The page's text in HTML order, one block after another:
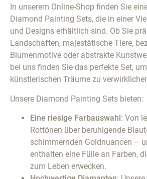
In unserem Online-Shop finden Sie
Diamond Painting Sets, die in einer
und Designs erhältlich sind. Ob Sie
Landschaften, majestätische Tiere,
Blumenmotive oder abstrakte
bei uns finden Sie das perfekte Set,
künstlerischen Träume zu
Unsere Diamond Painting Sets bieten:
Eine riesige Farbauswahl : Von
Rottönen über beruhigende
schimmernden Goldnuancen –
enthalten eine Fülle an Farben,
zum Leben erwecken.